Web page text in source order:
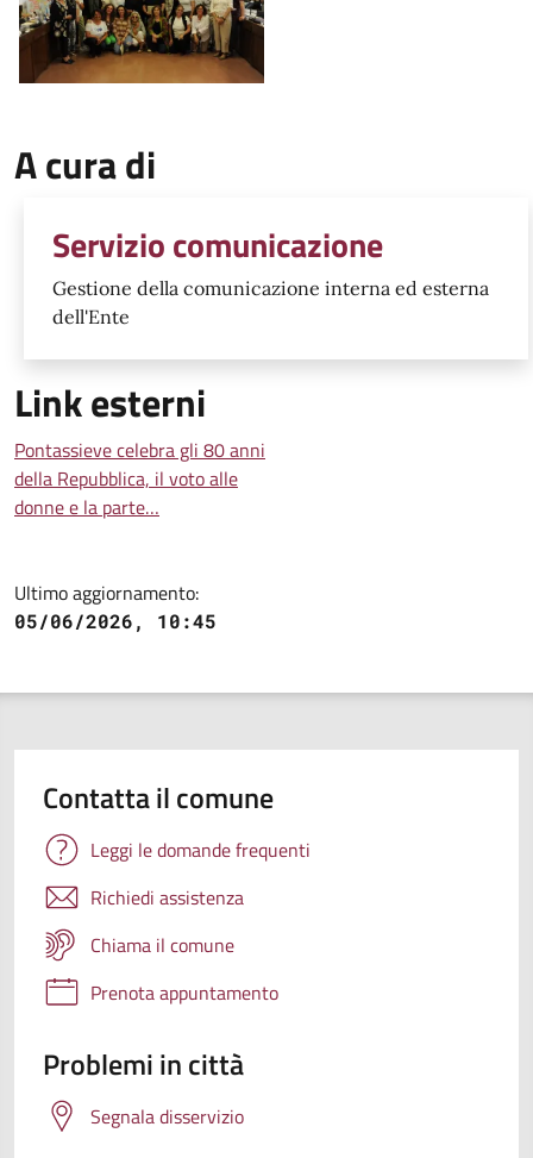
A cura di
Servizio comunicazione
Gestione della comunicazione interna ed esterna
dell'Ente
Link esterni
Pontassieve celebra gli 80 anni
della Repubblica, il voto alle
donne e la parte…
Ultimo aggiornamento:
05/06/2026, 10:45
Contatta il comune
Leggi le domande frequenti
Richiedi assistenza
Chiama il comune
Prenota appuntamento
Problemi in città
Segnala disservizio